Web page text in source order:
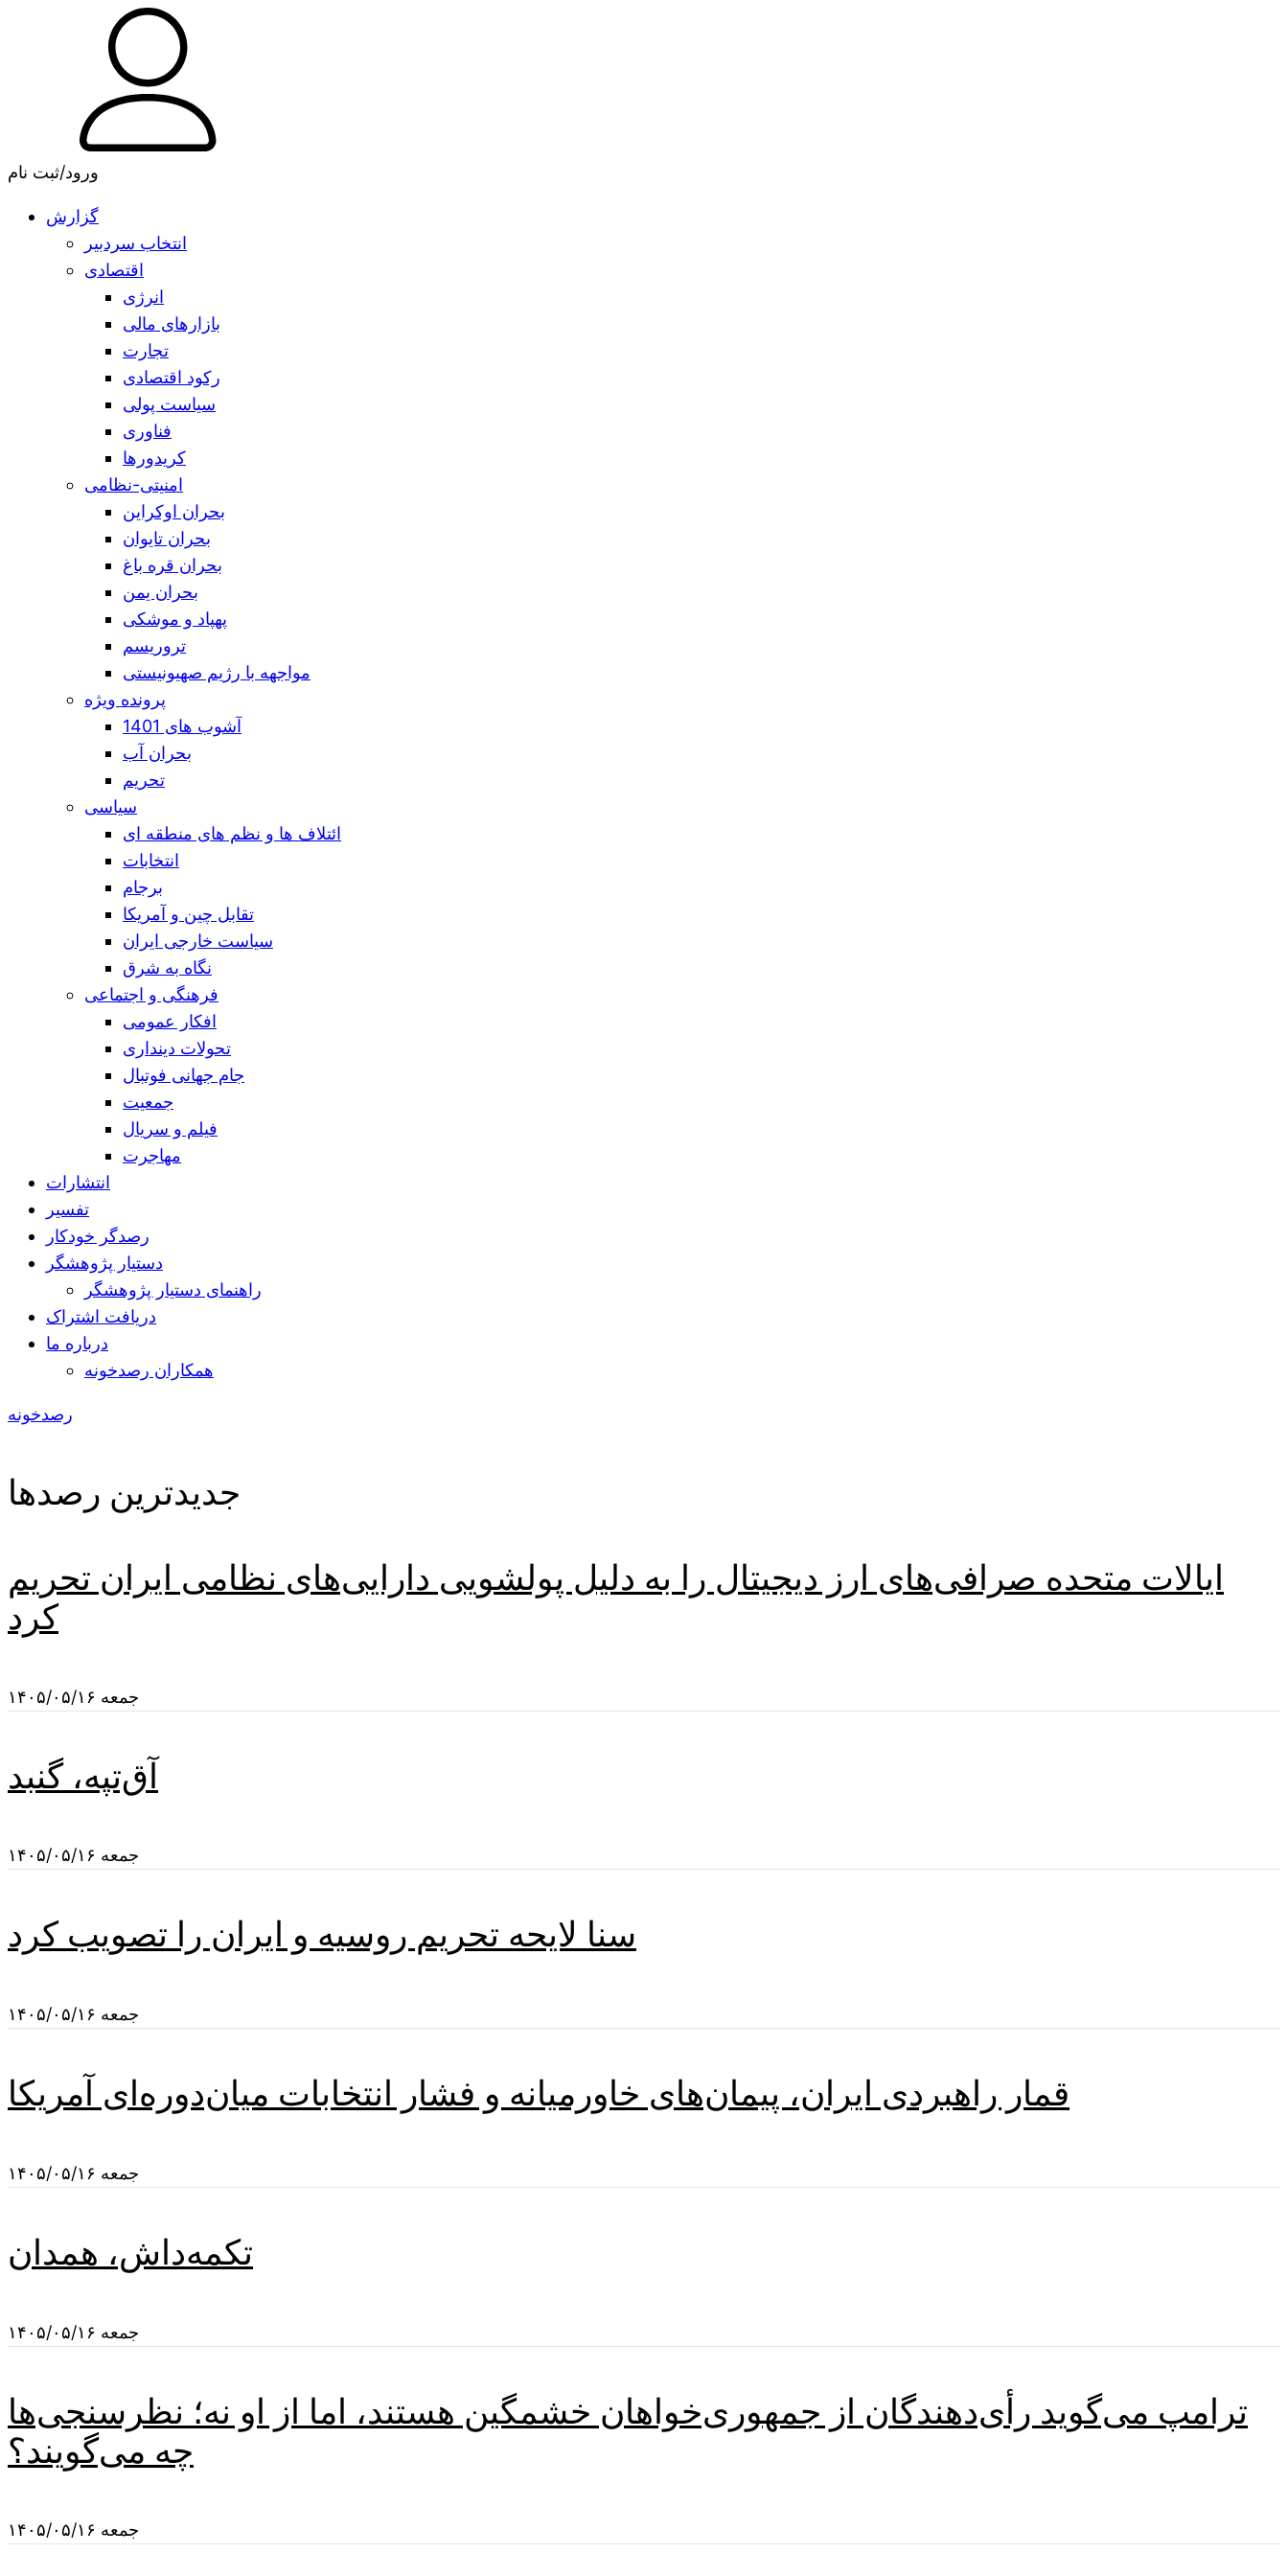
ورود/ثبت نام
گزارش
انتخاب سردبیر
اقتصادی
انرژی
بازارهای مالی
تجارت
رکود اقتصادی
سیاست پولی
فناوری
کریدورها
امنیتی-نظامی
بحران اوکراین
بحران تایوان
بحران قره باغ
بحران یمن
پهپاد و موشکی
تروریسم
مواجهه با رژیم صهیونیستی
پرونده ویژه
آشوب های 1401
بحران آب
تحریم
سیاسی
ائتلاف ها و نظم های منطقه ای
انتخابات
برجام
تقابل چین و آمریکا
سیاست خارجی ایران
نگاه به شرق
فرهنگی و اجتماعی
افکار عمومی
تحولات دینداری
جام جهانی فوتبال
جمعیت
فیلم و سریال
مهاجرت
انتشارات
تفسیر
رصدگر خودکار
دستیار پژوهشگر
راهنمای دستیار پژوهشگر
دریافت اشتراک
درباره ما
همکاران رصدخونه
رصدخونه
جدیدترین رصدها
ایالات متحده صرافی‌های ارز دیجیتال را به دلیل پولشویی دارایی‌های نظامی ایران تحریم
کرد
جمعه ۱۴۰۵/۰۵/۱۶
آق‌تپه، گنبد
جمعه ۱۴۰۵/۰۵/۱۶
سنا لایحه تحریم روسیه و ایران را تصویب کرد
جمعه ۱۴۰۵/۰۵/۱۶
قمار راهبردی ایران، پیمان‌های خاورمیانه و فشار انتخابات میان‌دوره‌ای آمریکا
جمعه ۱۴۰۵/۰۵/۱۶
تکمه‌داش، همدان
جمعه ۱۴۰۵/۰۵/۱۶
ترامپ می‌گوید رأی‌دهندگان از جمهوری‌خواهان خشمگین هستند، اما از او نه؛ نظرسنجی‌ها
چه می‌گویند؟
جمعه ۱۴۰۵/۰۵/۱۶